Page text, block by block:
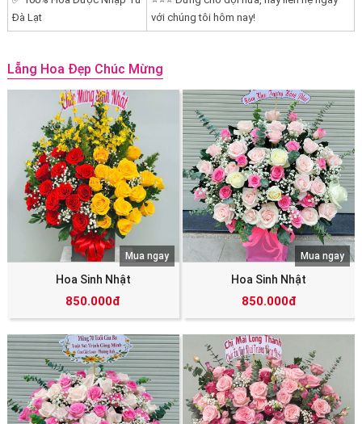
Đà Lạt
với chúng tôi hôm nay!
Lẵng Hoa Đẹp Chúc Mừng
Hoa Sinh Nhật
850.000đ
Mua ngay
Hoa Sinh Nhật
850.000đ
Mua ngay